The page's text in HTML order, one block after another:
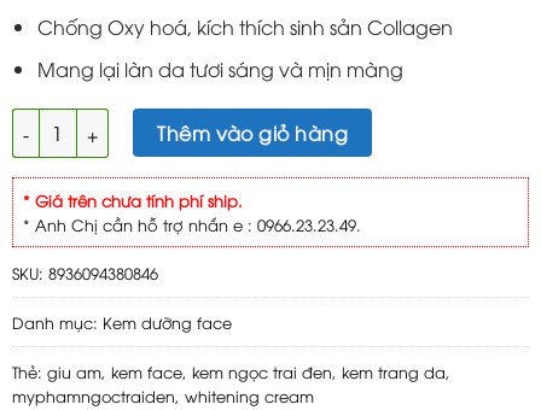
Chống Oxy hoá, kích thích sinh sản Collagen
Mang lại làn da tươi sáng và mịn màng
Ngọc trai đen kem trắng da giữ ẩm 12g số lượng
Thêm vào giỏ hàng
* Giá trên chưa tính phí ship.
* Anh Chị cần hỗ trợ nhắn e : 0966.23.23.49.
SKU: 8936094380846
Danh mục: Kem dưỡng face
Thẻ: giu am kem face kem ngọc trai đen kem trang da
myphamngoctraiden whitening cream